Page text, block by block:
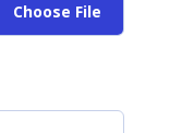
Choose File